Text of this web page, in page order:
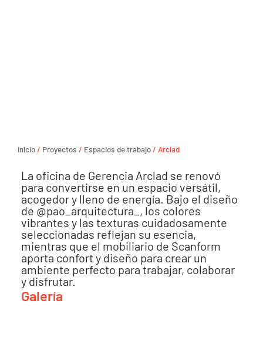
Inicio/ Proyectos / Espacios de trabajo/ Arclad
La oficina de Gerencia Arclad se renovó
para convertirse en un espacio versátil,
acogedor y lleno de energía. Bajo el diseño
de @pao_arquitectura_, los colores
vibrantes y las texturas cuidadosamente
seleccionadas reflejan su esencia,
mientras que el mobiliario de Scanform
aporta confort y diseño para crear un
ambiente perfecto para trabajar, colaborar
y disfrutar.
Galería